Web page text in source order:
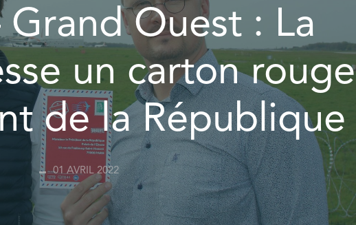
Grand Ouest : La
un carton rouge
de la République
01 AVRIL 2022